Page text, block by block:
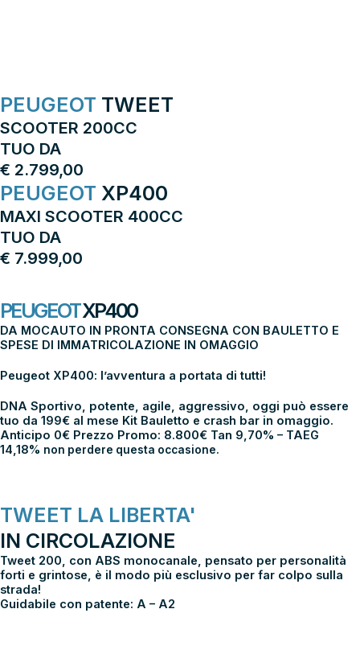
PEUGEOT TWEET
SCOOTER 200CC
TUO DA
€ 2.799,00
PEUGEOT XP400
MAXI SCOOTER 400CC
TUO DA
€ 7.999,00
PEUGEOTXP400
DA MOCAUTO IN PRONTA CONSEGNA CON BAULETTO E
SPESE DI IMMATRICOLAZIONE IN OMAGGIO
Peugeot XP400: l’avventura a portata di tutti!
DNA Sportivo, potente, agile, aggressivo, oggi può essere
tuo da 199€ al mese Kit Bauletto e crash bar in omaggio.
Anticipo 0€ Prezzo Promo: 8.800€ Tan 9,70% – TAEG
14,18% non perdere questa occasione.
TWEET LA LIBERTA'
IN CIRCOLAZIONE
Tweet 200, con ABS monocanale, pensato per personalità
forti e grintose, è il modo più esclusivo per far colpo sulla
strada!
Guidabile con patente: A – A2